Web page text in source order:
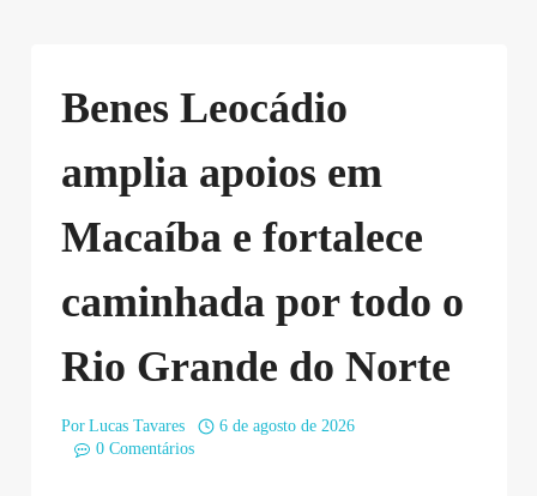
Benes Leocádio
amplia apoios em
Macaíba e fortalece
caminhada por todo o
Rio Grande do Norte
Por Lucas Tavares
6 de agosto de 2026
0 Comentários